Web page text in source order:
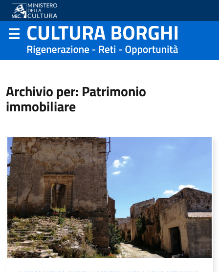
Archivio per: Patrimonio
immobiliare